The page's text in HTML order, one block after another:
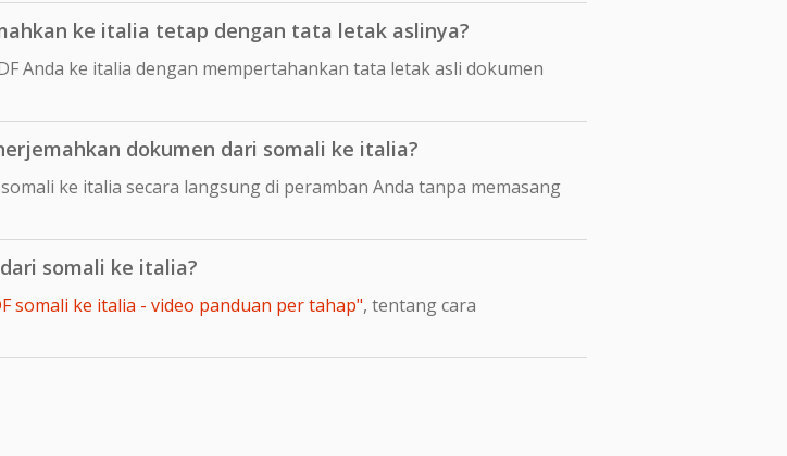
ke italia tetap dengan tata letak aslinya?
Anda ke italia dengan mempertahankan tata letak asli dokumen
dokumen dari somali ke italia?
ke italia secara langsung di peramban Anda tanpa memasang
somali ke italia?
somali ke italia - video panduan per tahap", tentang cara